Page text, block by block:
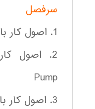
سرفصل
1. اصول كار با DWT
Pump
3. اصول كار با دستگاه HART